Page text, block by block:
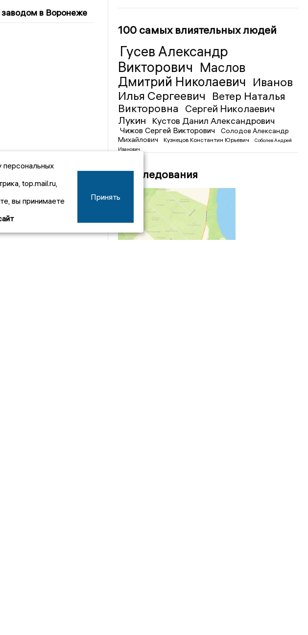
в Воронеже
100 самых влиятельных людей
Гусев Александр
Викторович Маслов
Дмитрий Николаевич Иванов
Илья Сергеевич
Ветер Наталья
Викторовна
Сергей Николаевич
Лукин
Кустов Данил Александрович
Чижов Сергей Викторович
Солодов Александр
Михайлович
Кузнецов Константин Юрьевич
Соболев Андрей
Иванович
Расследования
персональных
top.mail.ru,
вы принимаете
Принять